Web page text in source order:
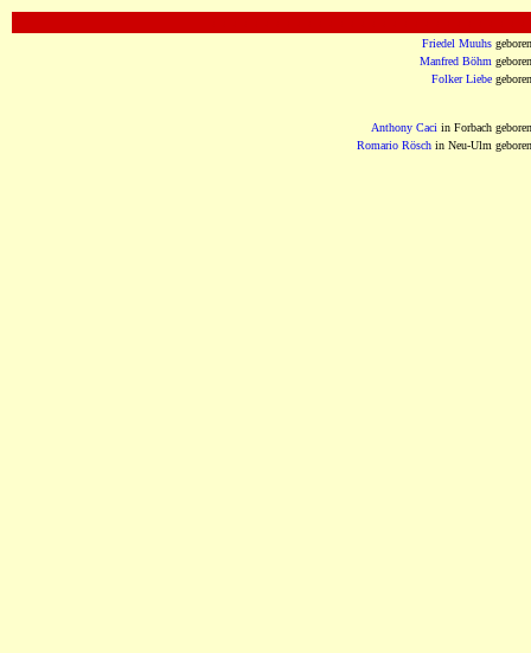
Friedel Muuhs geboren
Manfred Böhm geboren
Folker Liebe geboren
Anthony Caci in Forbach geboren
Romario Rösch in Neu-Ulm geboren